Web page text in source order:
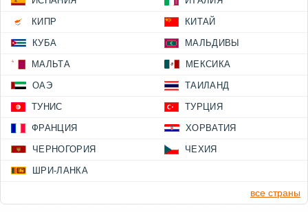
КИПР КИТАЙ
КУБА МАЛЬДИВЫ
МАЛЬТА МЕКСИКА
ОАЭ ТАИЛАНД
ТУНИС ТУРЦИЯ
ФРАНЦИЯ ХОРВАТИЯ
ЧЕРНОГОРИЯ ЧЕХИЯ
ШРИ-ЛАНКА
все страны